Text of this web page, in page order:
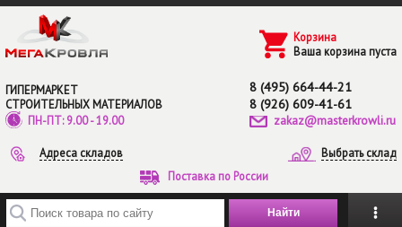
Перейти к основному содержанию
ГИПЕРМАРКЕТ
СТРОИТЕЛЬНЫХ МАТЕРИАЛОВ
ПН-ПТ: 9.00 - 19.00
8 (495) 664-44-21
8 (926) 609-41-61
zakaz@masterkrowli.ru
Адреса складов
Выбрать склад
Поставка по России
Корзина
Ваша корзина пуста
Введите ключевые слова для поиска